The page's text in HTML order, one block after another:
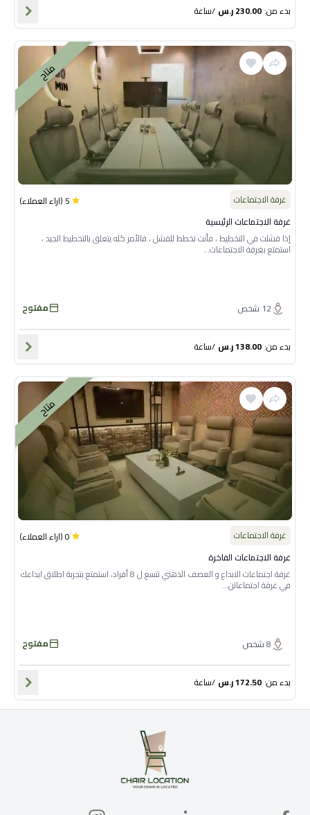
بدء من:
230.00ر.س /ساعة
متاح
غرفة الاجتماعات 5
(اراء العملاء)
غرفة الاجتماعات الرئيسية
إذا فشلت في التخطيط ، فأنت تخطط للفشل ، فالأمر كله يتعلق بالتخطيط الجيد ،
استمتع بغرفة الاجتماعات...
12 شخص مفتوح
بدء من:
138.00ر.س /ساعة
متاح
غرفة الاجتماعات 0
(اراء العملاء)
غرفة الاجتماعات الفاخرة
غرفة اجتماعات الابداع و العصف الذهني تتسع ل 8 أفراد، استمتع بتجربة اطلاق ابداعك
في غرفة اجتماعاتن...
8شخص مفتوح
بدء من:
172.50ر.س /ساعة